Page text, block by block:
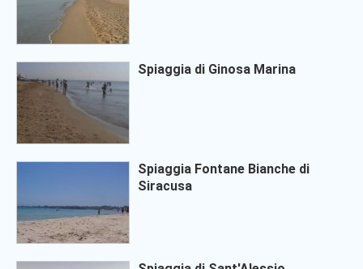
Spiaggia di Ginosa Marina
Spiaggia Fontane Bianche di
Siracusa